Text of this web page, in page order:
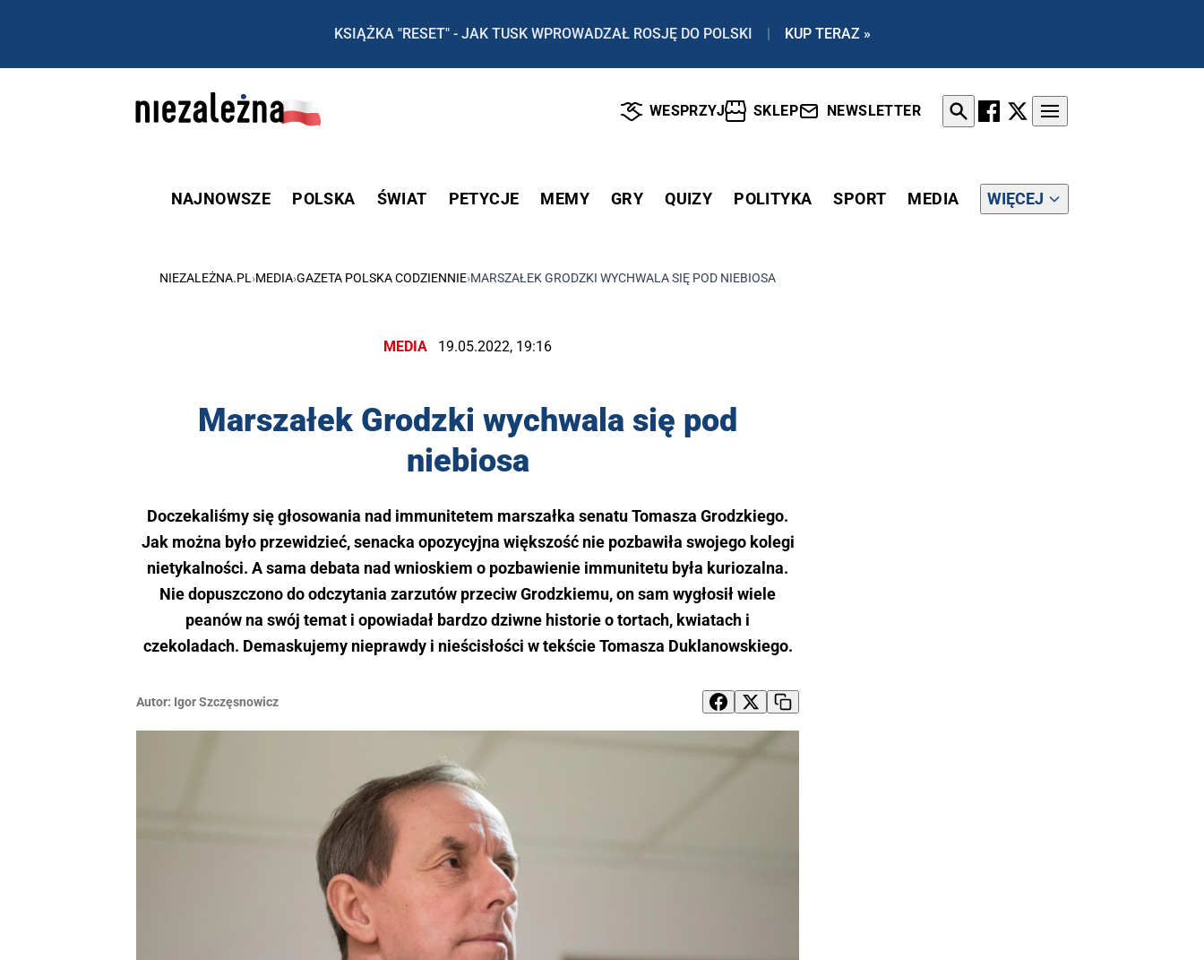
KSIĄŻKA "RESET" - JAK TUSK WPROWADZAŁ ROSJĘ DO POLSKI | KUP TERAZ »
WESPRZYJ SKLEP NEWSLETTER
NAJNOWSZE POLSKA ŚWIAT PETYCJE MEMY GRY QUIZY POLITYKA SPORT MEDIA WIĘCEJ
NIEZALEŻNA.PL ›MEDIA›GAZETA POLSKA CODZIENNIE›MARSZAŁEK GRODZKI WYCHWALA SIĘ POD NIEBIOSA
MEDIA 19.05.2022, 19:16
Marszałek Grodzki wychwala się pod
niebiosa
Doczekaliśmy się głosowania nad immunitetem marszałka senatu Tomasza Grodzkiego.
Jak można było przewidzieć, senacka opozycyjna większość nie pozbawiła swojego kolegi
nietykalności. A sama debata nad wnioskiem o pozbawienie immunitetu była kuriozalna.
Nie dopuszczono do odczytania zarzutów przeciw Grodzkiemu, on sam wygłosił wiele
peanów na swój temat i opowiadał bardzo dziwne historie o tortach, kwiatach i
czekoladach. Demaskujemy nieprawdy i nieścisłości w tekście Tomasza Duklanowskiego.
Autor: Igor Szczęsnowicz